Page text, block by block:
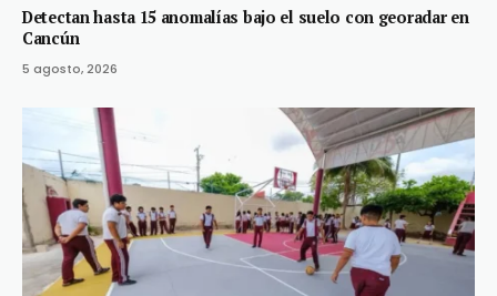
Detectan hasta 15 anomalías bajo el suelo con georadar en
Cancún
5 agosto, 2026